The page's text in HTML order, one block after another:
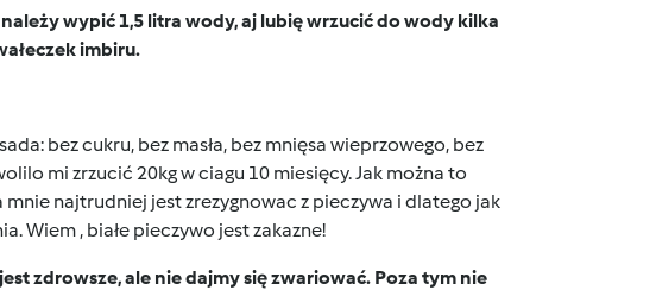
wypić 1,5 litra wody, aj lubię wrzucić do wody kilka
imbiru.
bez cukru, bez masła, bez mnięsa wieprzowego, bez
mi zrzucić 20kg w ciagu 10 miesięcy. Jak można to
najtrudniej jest zrezygnowac z pieczywa i dlatego jak
Wiem , białe pieczywo jest zakazne!
zdrowsze, ale nie dajmy się zwariować. Poza tym nie